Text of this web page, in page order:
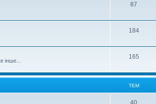
87
184
інше...
165
ТЕМ
40